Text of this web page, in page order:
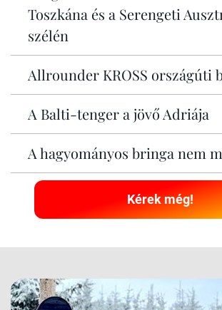
Toszkána és a Serengeti
szélén
Allrounder KROSS országúti
A Balti-tenger a jövő Adriája
A hagyományos bringa nem
Kérek még!